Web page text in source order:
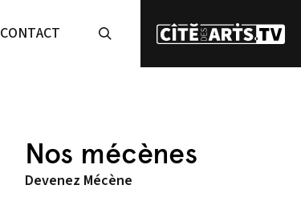
CONTACT
Nos mécènes
Devenez Mécène